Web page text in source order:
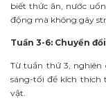
biết thức ăn, nước
động mà không gây
Tuần 3-6: Chuyển
Từ tuần thứ 3,
sáng-tối để kích thích
vật.